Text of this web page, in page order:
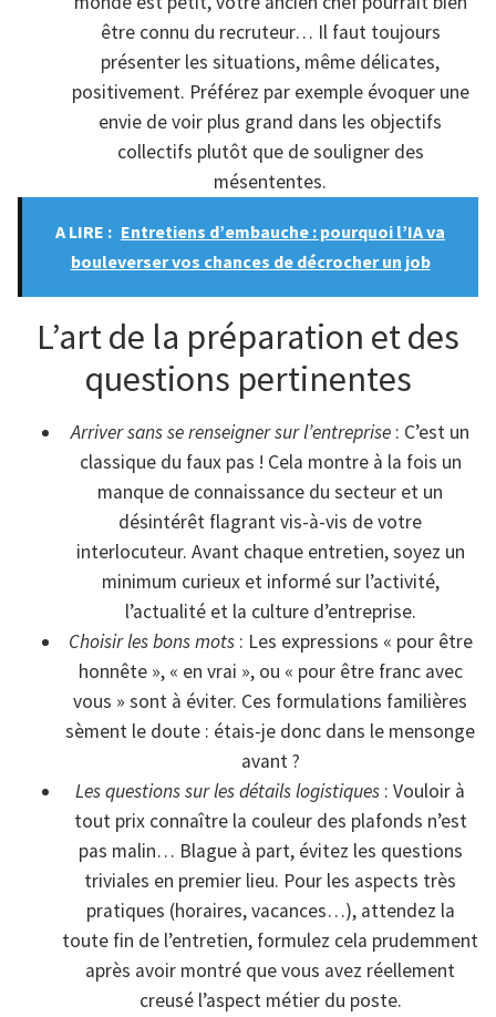
être connu du recruteur… Il faut toujours
présenter les situations, même délicates,
positivement. Préférez par exemple évoquer une
envie de voir plus grand dans les objectifs
collectifs plutôt que de souligner des
mésententes.
A LIRE : Entretiens d’embauche : pourquoi l’IA va
bouleverser vos chances de décrocher un job
L’art de la préparation et des
questions pertinentes
Arriver sans se renseigner sur l’entreprise : C’est un
classique du faux pas ! Cela montre à la fois un
manque de connaissance du secteur et un
désintérêt flagrant vis-à-vis de votre
interlocuteur. Avant chaque entretien, soyez un
minimum curieux et informé sur l’activité,
l’actualité et la culture d’entreprise.
Choisir les bons mots: Les expressions « pour être
honnête », « en vrai », ou « pour être franc avec
vous » sont à éviter. Ces formulations familières
sèment le doute : étais-je donc dans le mensonge
avant ?
Les questions sur les détails logistiques : Vouloir à
tout prix connaître la couleur des plafonds n’est
pas malin… Blague à part, évitez les questions
triviales en premier lieu. Pour les aspects très
pratiques (horaires, vacances…), attendez la
toute fin de l’entretien, formulez cela prudemment
après avoir montré que vous avez réellement
creusé l’aspect métier du poste.